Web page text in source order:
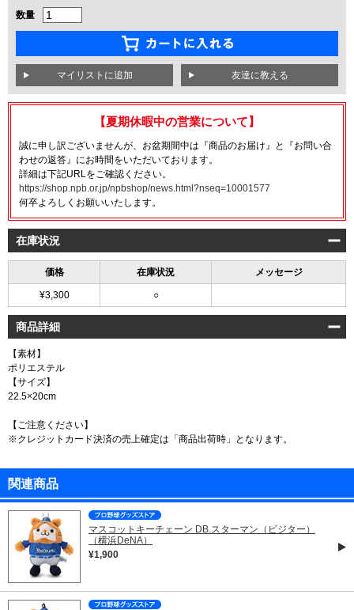
数量
友達に教える
【夏期休暇中の営業について】
誠に申し訳ございませんが、お盆期間中は『商品のお届け』と『お問い合
わせの返答』にお時間をいただいております。
詳細は下記URLをご確認ください。
https://shop.npb.or.jp/npbshop/news.html?nseq=10001577
何卒よろしくお願いいたします。
在庫状況
価格 在庫状況 メッセージ
¥3,300 ○
商品詳細
【素材】
ポリエステル
【サイズ】
22.5×20cm
【ご注意ください】
※クレジットカード決済の売上確定は「商品出荷時」となります。
関連商品
マスコットキーチェーン DB.スターマン（ビジター）
（横浜DeNA）
¥1,900